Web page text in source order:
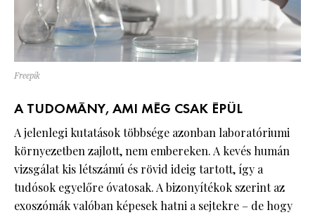
Freepik
A TUDOMÁNY, AMI MÉG CSAK ÉPÜL
A jelenlegi kutatások többsége azonban laboratóriumi
környezetben zajlott, nem embereken. A kevés humán
vizsgálat kis létszámú és rövid ideig tartott, így a
tudósok egyelőre óvatosak. A bizonyítékok szerint az
exoszómák valóban képesek hatni a sejtekre – de hogy